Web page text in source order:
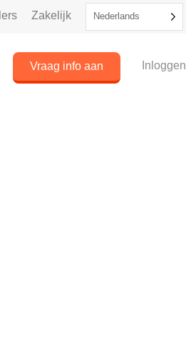
Zakelijk Nederlands
Vraag info aan Inloggen